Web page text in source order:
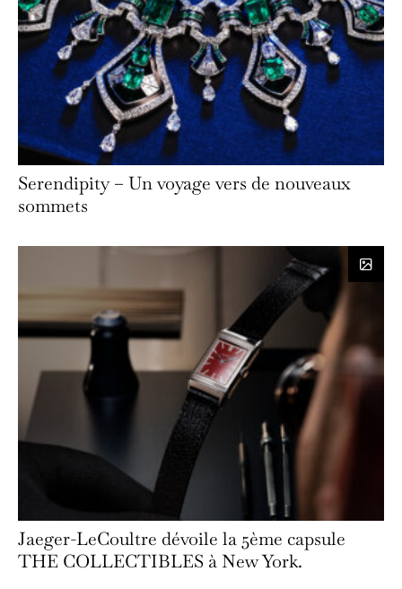
Serendipity – Un voyage vers de nouveaux
sommets
Jaeger-LeCoultre dévoile la 5ème capsule
THE COLLECTIBLES à New York.